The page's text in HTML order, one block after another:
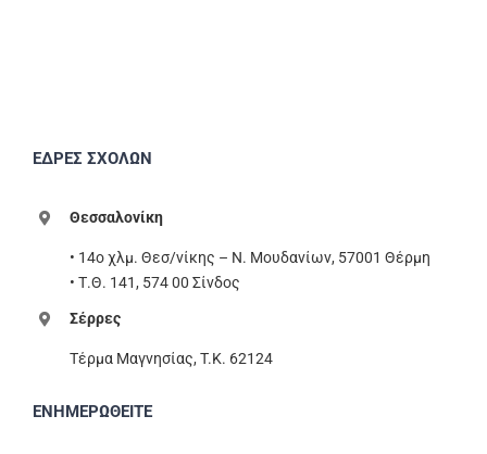
ΕΔΡΕΣ ΣΧΟΛΩΝ
Θεσσαλονίκη
• 14ο χλμ. Θεσ/νίκης – Ν. Μουδανίων, 57001 Θέρμη
• Τ.Θ. 141, 574 00 Σίνδος
Σέρρες
Τέρμα Μαγνησίας, T.K. 62124
ΕΝΗΜΕΡΩΘΕΙΤΕ